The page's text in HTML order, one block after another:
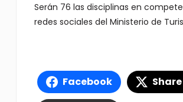
Serán 76 las disciplinas en
redes sociales del Ministerio de
Facebook